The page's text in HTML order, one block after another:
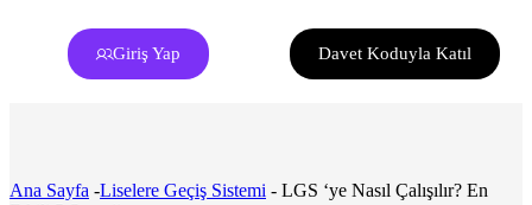
Giriş Yap Davet Koduyla Katıl
Ana Sayfa -Liselere Geçiş Sistemi - LGS ‘ye Nasıl Çalışılır? En